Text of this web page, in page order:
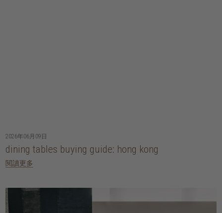
2026年06月09日
dining tables buying guide: hong kong
閱讀更多